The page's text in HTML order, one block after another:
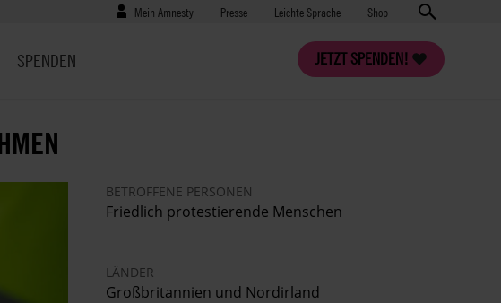
Benutzermenü
Mein Amnesty Presse
Presse Leichte Sprache Shop
JETZT SPENDEN!
SPENDEN
BETROFFENE PERSONEN
Friedlich protestierende Menschen
LÄNDER
Großbritannien und Nordirland